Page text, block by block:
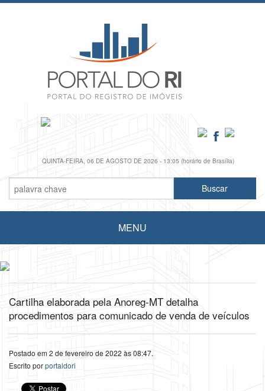
QUINTA-FEIRA, 06 DE AGOSTO DE 2026 - 13:05 (horário de Brasília)
MENU
Cartilha elaborada pela Anoreg-MT detalha
procedimentos para comunicado de venda de veículos
Postado em 2 de fevereiro de 2022 às 08:47.
Escrito porportaldori